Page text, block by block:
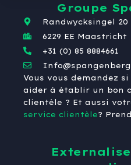
Groupe
Randwycksingel 20
6229 EE Maastricht
+31 (0) 85 8884661
Vous vous demandez
aider à établir un bon
clientèle ? Et aussi
service clientèle?